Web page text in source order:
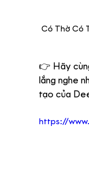
Có Thờ Có
👉 Hãy
lắng nghe
tạo của
https://